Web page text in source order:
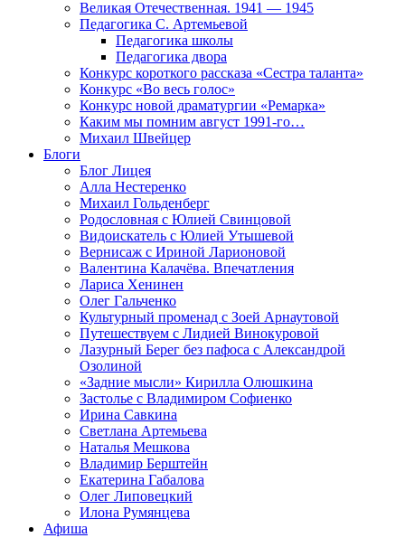
Великая Отечественная. 1941 — 1945
Педагогика С. Артемьевой
Педагогика школы
Педагогика двора
Конкурс короткого рассказа «Сестра таланта»
Конкурс «Во весь голос»
Конкурс новой драматургии «Ремарка»
Каким мы помним август 1991-го…
Михаил Швейцер
Блоги
Блог Лицея
Алла Нестеренко
Михаил Гольденберг
Родословная с Юлией Свинцовой
Видоискатель с Юлией Утышевой
Вернисаж с Ириной Ларионовой
Валентина Калачёва. Впечатления
Лариса Хенинен
Олег Гальченко
Культурный променад с Зоей Арнаутовой
Путешествуем с Лидией Винокуровой
Лазурный Берег без пафоса с Александрой
Озолиной
«Задние мысли» Кирилла Олюшкина
Застолье с Владимиром Софиенко
Ирина Савкина
Светлана Артемьева
Наталья Мешкова
Владимир Берштейн
Екатерина Габалова
Олег Липовецкий
Илона Румянцева
Афиша